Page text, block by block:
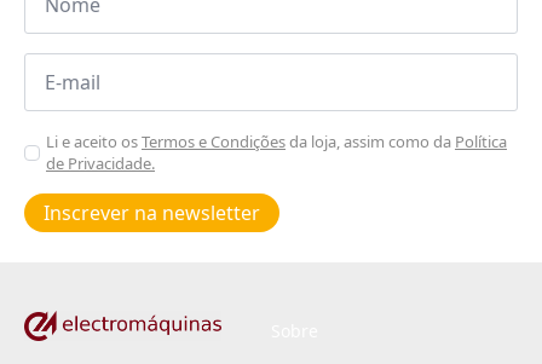
Email
Aceitar
Poiticas
de
privacidade
Li e aceito osTermos e Condiçõesda loja, assim como da Política
de Privacidade.
Inscrever na newsletter